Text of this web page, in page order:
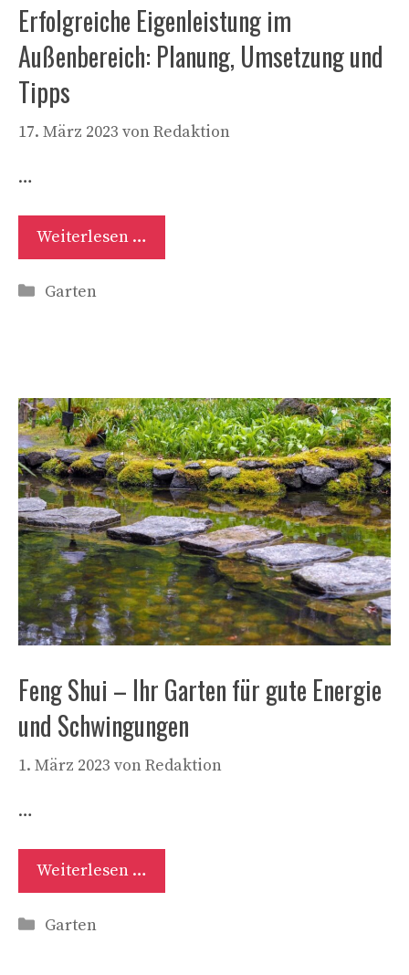
Erfolgreiche Eigenleistung im
Außenbereich: Planung, Umsetzung und
Tipps
17. März 2023 vonRedaktion
…
Weiterlesen …
Kategorien
Garten
Feng Shui – Ihr Garten für gute Energie
und Schwingungen
1. März 2023 vonRedaktion
…
Weiterlesen …
Kategorien
Garten